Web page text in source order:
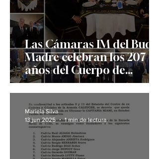
Las Cámaras IM del Buque
Madre celebran los 207
años del Cuerpo de
Infantería de Marina con
solemne ceremonia y
fraterna camaradería
Mariela Silva
13 jun 2025
1 min de lectura